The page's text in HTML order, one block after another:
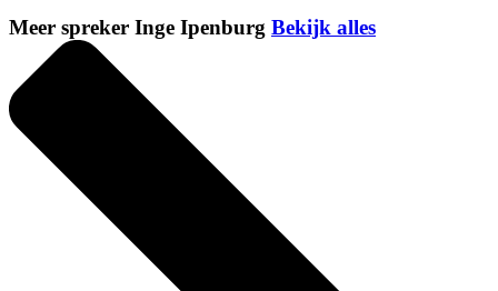
Meer spreker Inge Ipenburg Bekijk alles